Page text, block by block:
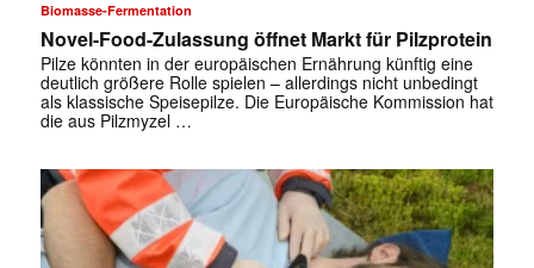
Biomasse-Fermentation
Novel-Food-Zulassung öffnet Markt für Pilzprotein
Pilze könnten in der europäischen Ernährung künftig eine
deutlich größere Rolle spielen – allerdings nicht unbedingt
als klassische Speisepilze. Die Europäische Kommission hat
die aus Pilzmyzel …